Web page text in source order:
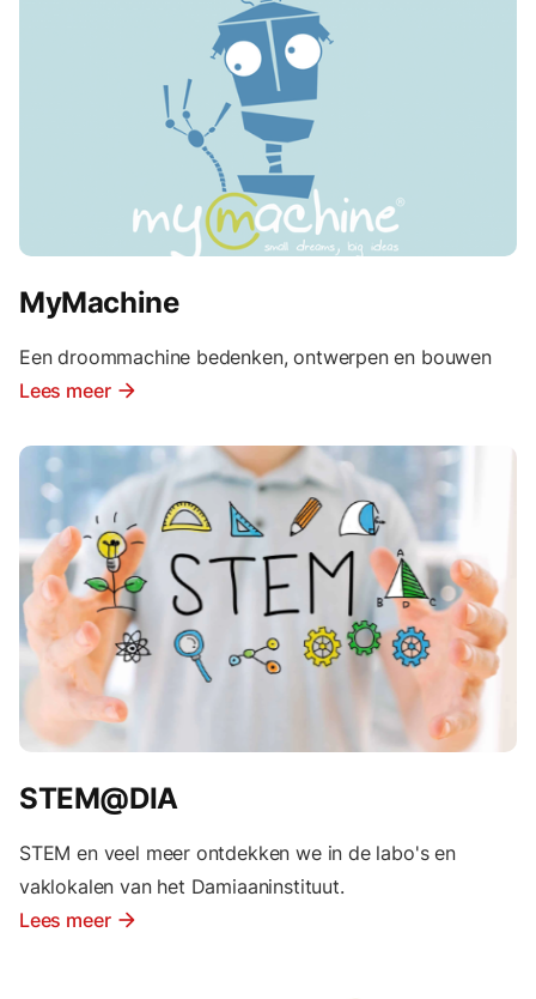
MyMachine
Een droommachine bedenken, ontwerpen en bouwen
Lees meer arrow_forward
STEM@DIA
STEM en veel meer ontdekken we in de labo's en
vaklokalen van het Damiaaninstituut.
Lees meer arrow_forward